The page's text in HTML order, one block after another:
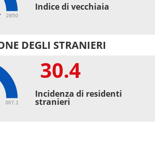
2850
Indice di vecchiaia
DEGLI STRANIERI
367.1
30.4
Incidenza di residenti
stranieri